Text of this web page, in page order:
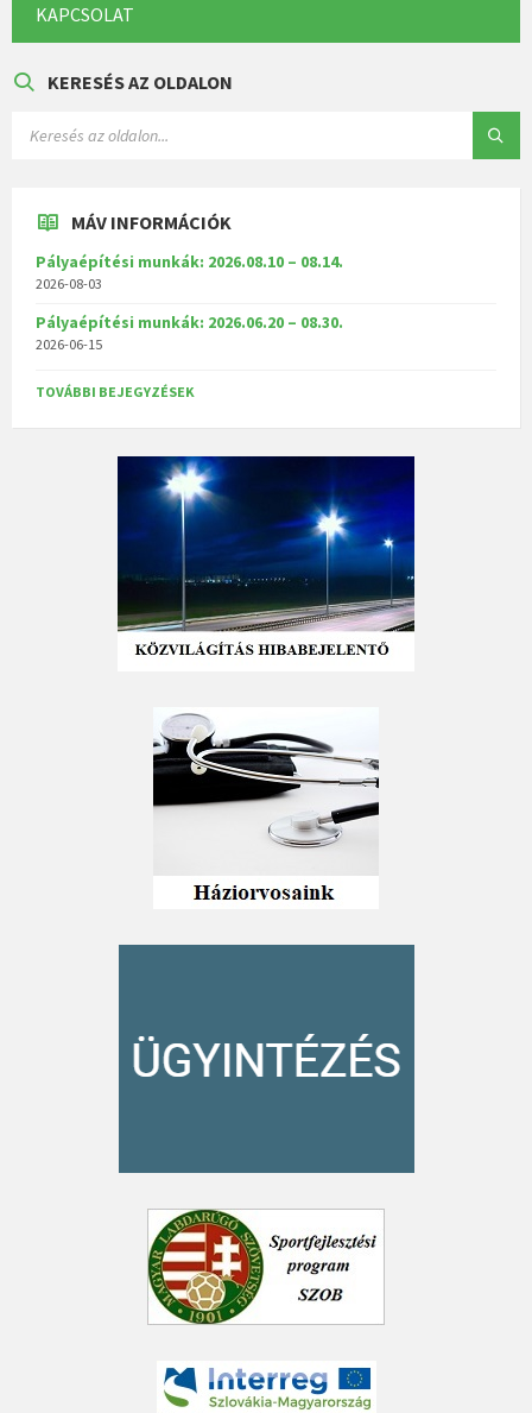
KAPCSOLAT
KERESÉS AZ OLDALON
MÁV INFORMÁCIÓK
Pályaépítési munkák: 2026.08.10 – 08.14.
2026-08-03
Pályaépítési munkák: 2026.06.20 – 08.30.
2026-06-15
TOVÁBBI BEJEGYZÉSEK